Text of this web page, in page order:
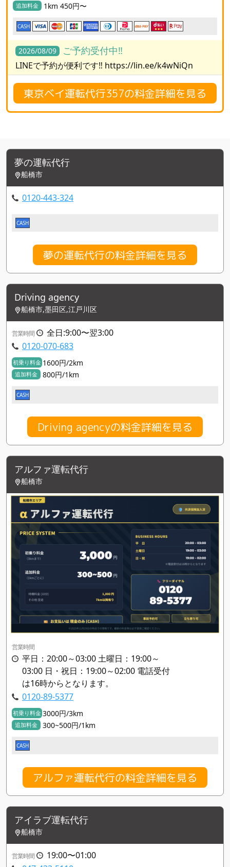
追加料金 1km 450円〜
CASH
2026/08/09 ご予約受付中‼️
LINEで予約が便利です‼️ https://lin.ee/k4wNiQn
東京ベイ運転代行357の料金詳細を見る
夢の運転代行
船橋市
0120-443-324
CASH
夢の運転代行の料金詳細を見る
Driving agency
船橋市,墨田区,江戸川区
営業時間
全日:9:00〜翌3:00
0120-070-683
初乗り料金 1600円/2km
追加料金 800円/1km
CASH
Driving agencyの料金詳細を見る
アルファ運転代行
船橋市
営業時間
平日：20:00～03:00 土曜日：19:00～
03:00 日・祝日：19:00～02:00 電話受付
は16時からとなります。
0120-89-5377
初乗り料金 3000円/3km
追加料金 300~500円/1km
CASH
アルファ運転代行の料金詳細を見る
アイラブ運転代行
船橋市
営業時間
19:00〜01:00